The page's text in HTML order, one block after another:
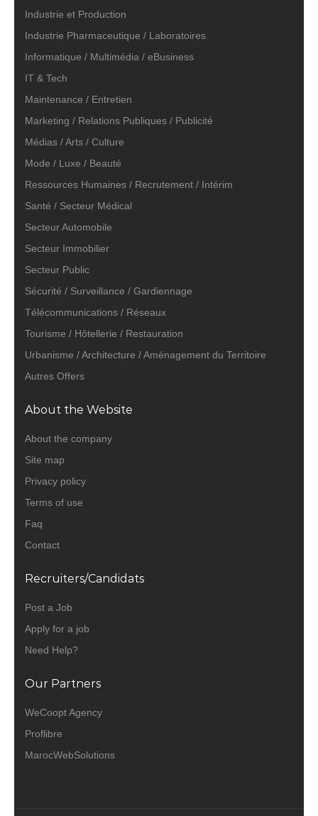
Industrie et Production
Industrie Pharmaceutique / Laboratoires
Informatique / Multimédia / eBusiness
IT & Tech
Maintenance / Entretien
Marketing / Relations Publiques / Publicité
Médias / Arts / Culture
Mode / Luxe / Beauté
Ressources Humaines / Recrutement / Intérim
Santé / Secteur Médical
Secteur Automobile
Secteur Immobilier
Secteur Public
Sécurité / Surveillance / Gardiennage
Télécommunications / Réseaux
Tourisme / Hôtellerie / Restauration
Urbanisme / Architecture / Aménagement du Territoire
Autres Offers
About the Website
About the company
Site map
Privacy policy
Terms of use
Faq
Contact
Recruiters/Candidats
Post a Job
Apply for a job
Need Help?
Our Partners
WeCoopt Agency
Proflibre
MarocWebSolutions